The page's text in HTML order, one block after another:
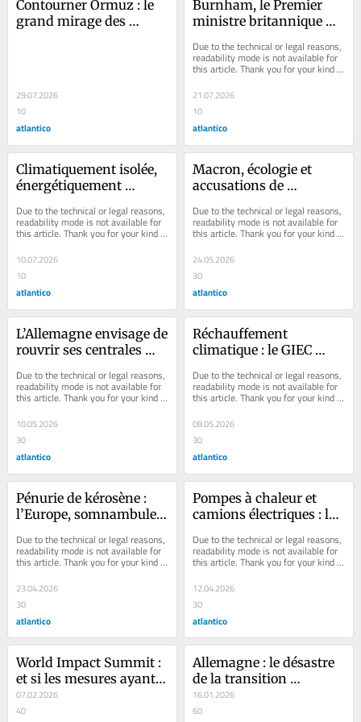
Contourner Ormuz : le
grand mirage des
29.07.2026
10
atlantico
Burnham, le Premier
ministre britannique
Royaume-Uni une
puissance énergétique
Due to the technical or legal reasons,
readability mode is not available for
this article. Thank you for your kind
21.07.2026
10
atlantico
Climatiquement isolée,
énergétiquement
face au monde réel
Due to the technical or legal reasons,
readability mode is not available for
this article. Thank you for your kind
10.07.2026
10
atlantico
Macron, écologie et
accusations de
(copieusement) arrosé
Due to the technical or legal reasons,
readability mode is not available for
this article. Thank you for your kind
24.05.2026
30
atlantico
L’Allemagne envisage de
rouvrir ses centrales
peut-elle ?
Due to the technical or legal reasons,
readability mode is not available for
this article. Thank you for your kind
10.05.2026
30
atlantico
Réchauffement
climatique : le GIEC
baisse et voilà ce que
cela signifie vraiment
Due to the technical or legal reasons,
readability mode is not available for
this article. Thank you for your kind
08.05.2026
30
atlantico
Pénurie de kérosène :
l’Europe, somnambule
Due to the technical or legal reasons,
readability mode is not available for
this article. Thank you for your kind
23.04.2026
30
atlantico
Pompes à chaleur et
camions électriques : le
dimensionné d’EDF
Due to the technical or legal reasons,
readability mode is not available for
this article. Thank you for your kind
12.04.2026
30
atlantico
World Impact Summit :
et si les mesures ayant
eu le plus d’impact sur
les émissions carbone
07.02.2026
40
Allemagne : le désastre
de la transition
climatique enfin
reconnu par Merz
16.01.2026
60